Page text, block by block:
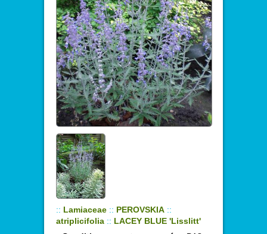
:: Lamiaceae :: PEROVSKIA ::
atriplicifolia :: LACEY BLUE 'Lisslitt'